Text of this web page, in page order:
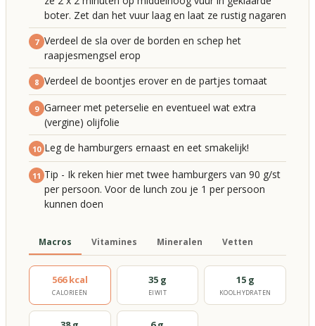
boter. Zet dan het vuur laag en laat ze rustig nagaren
7 Verdeel de sla over de borden en schep het
raapjesmengsel erop
8 Verdeel de boontjes erover en de partjes tomaat
9 Garneer met peterselie en eventueel wat extra
(vergine) olijfolie
10 Leg de hamburgers ernaast en eet smakelijk!
11 Tip - Ik reken hier met twee hamburgers van 90 g/st
per persoon. Voor de lunch zou je 1 per persoon
kunnen doen
Macros Vitamines Mineralen Vetten
566 kcal
CALORIEËN
35 g
EIWIT
15 g
KOOLHYDRATEN